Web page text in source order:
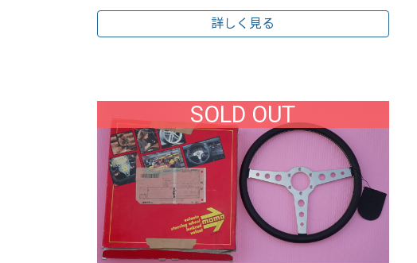
詳しく見る
SOLD OUT